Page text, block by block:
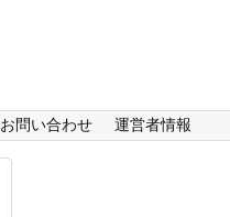
お問い合わせ 運営者情報